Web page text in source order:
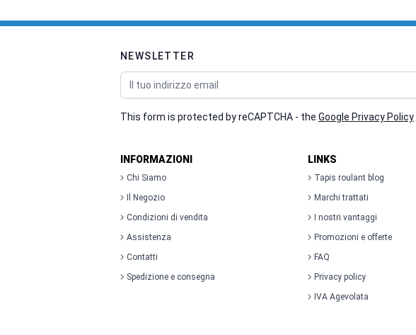
NEWSLETTER
Indirizzo email
This form is protected by reCAPTCHA - the Google Privacy Policy
INFORMAZIONI
Chi Siamo
Il Negozio
Condizioni di vendita
Assistenza
Contatti
Spedizione e consegna
LINKS
Tapis roulant blog
Marchi trattati
I nostri vantaggi
Promozioni e offerte
FAQ
Privacy policy
IVA Agevolata